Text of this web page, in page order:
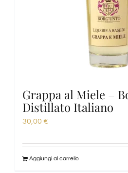
Grappa al Miele –
Distillato Italiano
30,00 €
Aggiungi al carrello